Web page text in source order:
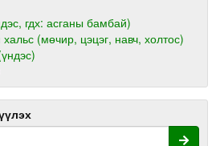
гдх: асганы бамбай)
(мөчир, цэцэг, навч, холтос)